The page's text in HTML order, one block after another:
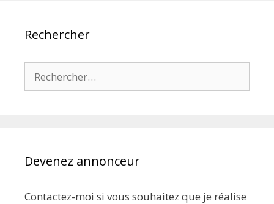
Rechercher
Devenez annonceur
Contactez-moi si vous souhaitez que je réalise